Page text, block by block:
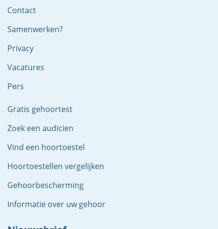
Contact
Samenwerken?
Privacy
Vacatures
Pers
Gratis gehoortest
Zoek een audicien
Vind een hoortoestel
Hoortoestellen vergelijken
Gehoorbescherming
Informatie over uw gehoor